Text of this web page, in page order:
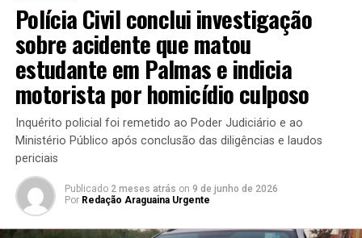
Polícia Civil conclui investigação
sobre acidente que matou
estudante em Palmas e indicia
motorista por homicídio culposo
Inquérito policial foi remetido ao Poder Judiciário e ao
Ministério Público após conclusão das diligências e laudos
periciais
Publicado 2 meses atrás on 9 de junho de 2026
Por Redação Araguaina Urgente